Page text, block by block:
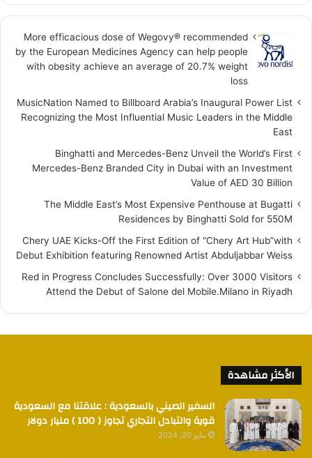
More efficacious dose of Wegovy®️ recommended
by the European Medicines Agency can help people
with obesity achieve an average of 20.7% weight
loss
MusicNation Named to Billboard Arabia’s Inaugural Power List
Recognizing the Most Influential Music Leaders in the Middle
East
Binghatti and Mercedes-Benz Unveil the World’s First
Mercedes-Benz Branded City in Dubai with an Investment
Value of AED 30 Billion
The Middle East’s Most Expensive Penthouse at Bugatti
Residences by Binghatti Sold for 550M
Chery UAE Kicks-Off the First Edition of “Chery Art Hub”with
Debut Exhibition featuring Renowned Artist Abduljabbar Weiss
Red in Progress Concludes Successfully: Over 3000 Visitors
Attend the Debut of Salone del Mobile.Milano in Riyadh
الأكثر مشاهدة
السفير الصيني بالسعودية : علاقتنا مع السعودية
قوية والتبادل التجاري تجاوز ( 100 ) مليار دولار
مايو 20, 2024